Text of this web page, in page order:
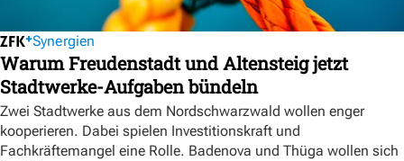
Synergien
Warum Freudenstadt und Altensteig jetzt
Stadtwerke-Aufgaben bündeln
Zwei Stadtwerke aus dem Nordschwarzwald wollen enger
kooperieren. Dabei spielen Investitionskraft und
Fachkräftemangel eine Rolle. Badenova und Thüga wollen sich